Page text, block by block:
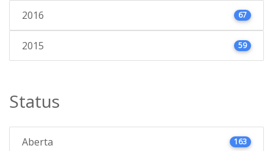
2016 67
2015 59
Status
Aberta 163